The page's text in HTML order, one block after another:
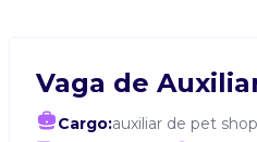
Vaga de
Cargo:auxiliar de pet shop